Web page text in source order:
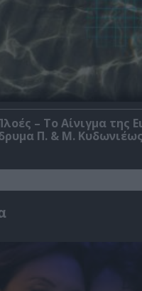
– Το Αίνιγμα της
Π. & Μ. Κυδωνιέως